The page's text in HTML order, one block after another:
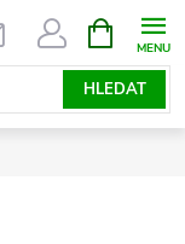
HLEDAT
NÁKUPNÍ
KOŠÍK